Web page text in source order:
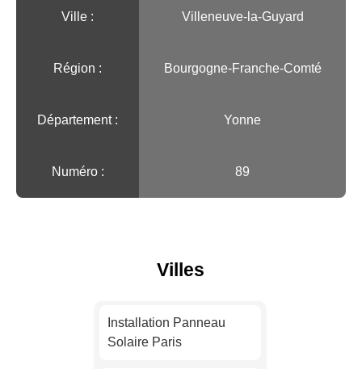
Ville :️ Villeneuve-la-Guyard
Région :️ Bourgogne-Franche-Comté
Département : Yonne
Numéro : 89
Villes
Installation Panneau
Solaire Paris